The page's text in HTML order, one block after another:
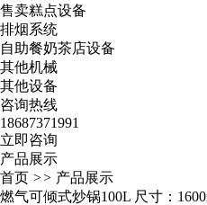
售卖糕点设备
排烟系统
自助餐奶茶店设备
其他机械
其他设备
咨询热线
18687371991
立即咨询
产品展示
首页 >> 产品展示
燃气可倾式炒锅100L 尺寸：